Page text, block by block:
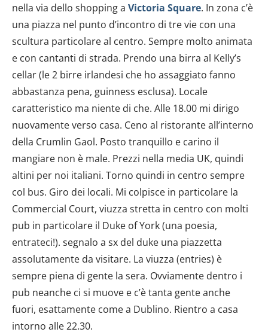
nella via dello shopping a Victoria Square. In zona c’è
una piazza nel punto d’incontro di tre vie con una
scultura particolare al centro. Sempre molto animata
e con cantanti di strada. Prendo una birra al Kelly’s
cellar (le 2 birre irlandesi che ho assaggiato fanno
abbastanza pena, guinness esclusa). Locale
caratteristico ma niente di che. Alle 18.00 mi dirigo
nuovamente verso casa. Ceno al ristorante all’interno
della Crumlin Gaol. Posto tranquillo e carino il
mangiare non è male. Prezzi nella media UK, quindi
altini per noi italiani. Torno quindi in centro sempre
col bus. Giro dei locali. Mi colpisce in particolare la
Commercial Court, viuzza stretta in centro con molti
pub in particolare il Duke of York (una poesia,
entrateci!). segnalo a sx del duke una piazzetta
assolutamente da visitare. La viuzza (entries) è
sempre piena di gente la sera. Ovviamente dentro i
pub neanche ci si muove e c’è tanta gente anche
fuori, esattamente come a Dublino. Rientro a casa
intorno alle 22.30.